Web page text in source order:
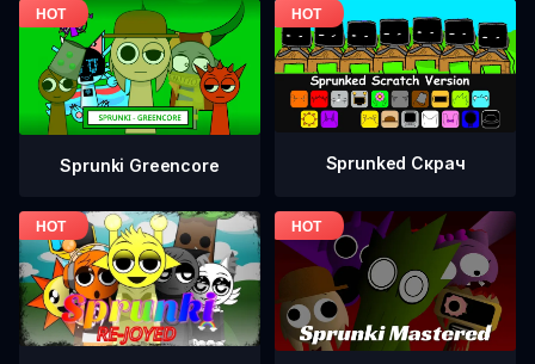
Sprunki Greencore Sprunked Скрач